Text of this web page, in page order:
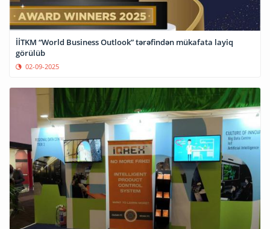
İİTKM “World Business Outlook” tərəfindən mükafata layiq
görülüb
02-09-2025